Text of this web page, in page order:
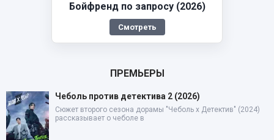
Бойфренд по запросу (2026)
Смотреть
ПРЕМЬЕРЫ
Чеболь против детектива 2 (2026)
Сюжет второго сезона дорамы "Чеболь x Детектив" (2024)
рассказывает о чеболе в